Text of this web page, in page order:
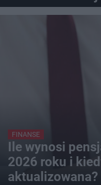
FINANSE
Ile wynosi
2026 roku i
aktualizowana?